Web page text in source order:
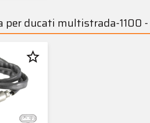
per ducati multistrada-1100
star_border